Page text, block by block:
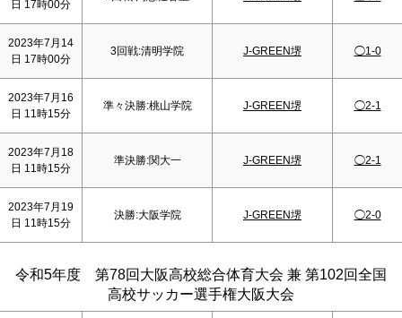
日 17時00分
2023年7月14
日 17時00分
3回戦:清明学院 J-GREEN堺 ◯1-0
2023年7月16
日 11時15分
準々決勝:桃山学院 J-GREEN堺 ◯2-1
2023年7月18
日 11時15分
準決勝:関大一 J-GREEN堺 ◯2-1
2023年7月19
日 11時15分
決勝:大阪学院 J-GREEN堺 ◯2-0
令和5年度 第78回大阪高校総合体育大会 兼 第102回全国
高校サッカー選手権大阪大会